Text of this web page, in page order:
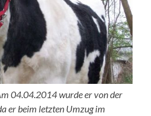
04.04.2014 wurde er von der
er beim letzten Umzug im